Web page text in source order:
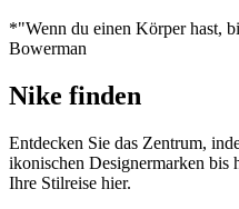
*"Wenn du einen Körper hast,
Bowerman
Nike finden
Entdecken Sie das Zentrum,
ikonischen Designermarken bis
Ihre Stilreise hier.